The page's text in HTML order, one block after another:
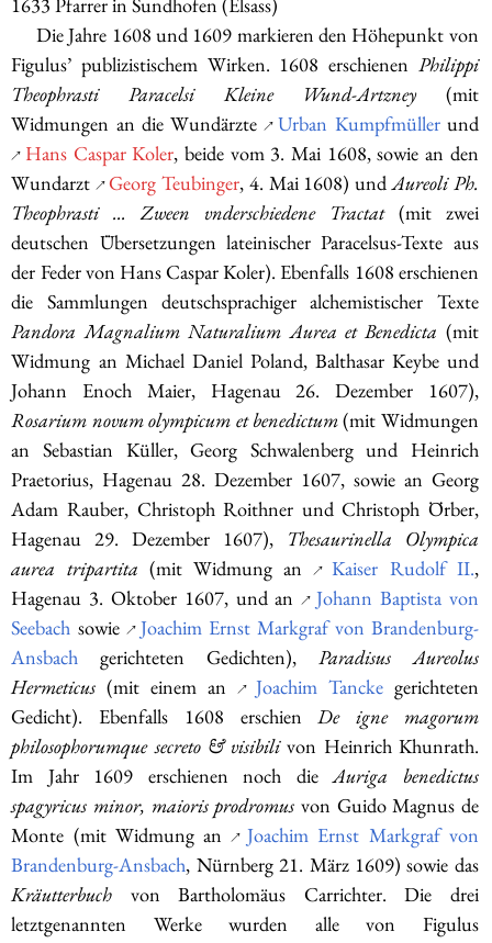
1633 Pfarrer in Sundhofen (Elsass)
Die Jahre 1608 und 1609 markieren den Höhepunkt von
Figulus’ publizistischem Wirken. 1608 erschienen Philippi
Theophrasti Paracelsi Kleine Wund-Artzney(mit
Widmungen an die Wundärzte ↗Urban Kumpfmüllerund
↗ Hans Caspar Koler, beide vom 3. Mai 1608, sowie an den
Wundarzt↗Georg Teubinger, 4. Mai 1608) undAureoli Ph.
Theophrasti ... Zween vnderschiedene Tractat(mit zwei
deutschen Übersetzungen lateinischer Paracelsus-Texte aus
der Feder von Hans Caspar Koler). Ebenfalls 1608 erschienen
die Sammlungen deutschsprachiger alchemistischer Texte
Pandora Magnalium Naturalium Aurea et Benedicta (mit
Widmung an Michael Daniel Poland, Balthasar Keybe und
Johann Enoch Maier, Hagenau 26. Dezember 1607),
Rosarium novum olympicum et benedictum(mit Widmungen
an Sebastian Küller, Georg Schwalenberg und Heinrich
Praetorius, Hagenau 28. Dezember 1607, sowie an Georg
Adam Rauber, Christoph Roithner und Christoph Örber,
Hagenau 29. Dezember 1607), Thesaurinella Olympica
aurea tripartita (mit Widmung an↗Kaiser Rudolf II.,
Hagenau 3. Oktober 1607, und an↗Johann Baptista von
Seebach sowie ↗ Joachim Ernst Markgraf von Brandenburg-
Ansbach gerichteten Gedichten), Paradisus Aureolus
Hermeticus (mit einem an ↗ Joachim Tanckegerichteten
Gedicht). Ebenfalls 1608 erschienDe igne magorum
philosophorumque secreto & visibilivon Heinrich Khunrath.
Im Jahr 1609 erschienen noch dieAuriga benedictus
spagyricus minor, maioris prodromus von Guido Magnus de
Monte (mit Widmung an ↗Joachim Ernst Markgraf von
Brandenburg-Ansbach, Nürnberg 21. März 1609) sowie das
Kräutterbuch von Bartholomäus Carrichter. Die drei
letztgenannten Werke wurden alle von Figulus